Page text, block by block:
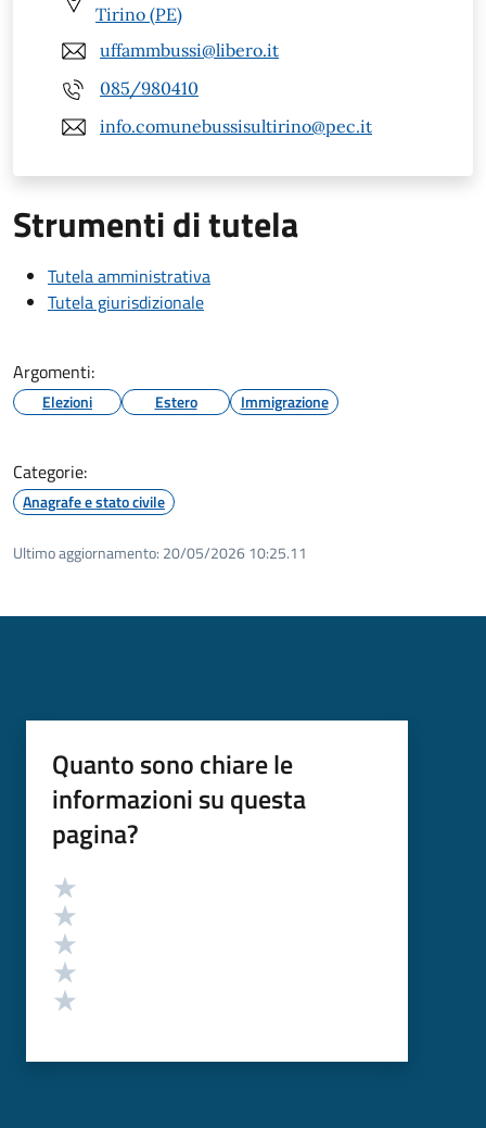
Tirino (PE)
uffammbussi@libero.it
085/980410
info.comunebussisultirino@pec.it
Strumenti di tutela
Tutela amministrativa
Tutela giurisdizionale
Argomenti:
Elezioni Estero Immigrazione
Categorie:
Anagrafe e stato civile
Ultimo aggiornamento: 20/05/2026 10:25.11
Quanto sono chiare le
informazioni su questa
pagina?
Valutazione